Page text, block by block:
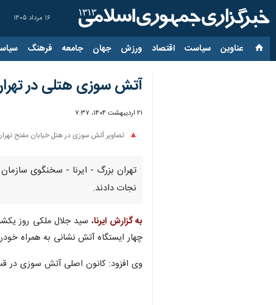
۱۶ مرداد ۱۴۰۵
عناوین‌ سیاست اقتصاد ورزش جهان جامعه فرهنگ
آتش سوزی هتلی در تهران ۱۳۰ نجات یافته
۲۱ اردیبهشت ۱۴۰۴، ۷:۳۷
تصاویر آتش سوزی در هتل خیابان مفتح
نجات دادند.
به گزارش ایرنا
چهار ایستگاه آتش نشانی به همراه
وی افزود: کانون اصلی آتش سوزی در